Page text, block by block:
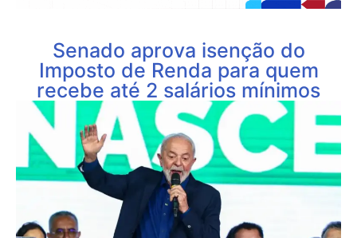
Senado aprova isenção do
Imposto de Renda para quem
recebe até 2 salários mínimos